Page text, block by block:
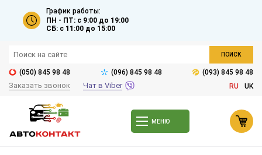
График работы:
ПН - ПТ: с 9:00 до 19:00
СБ: с 11:00 до 15:00
ПОИСК
(050) 845 98 48 (096) 845 98 48 (093) 845 98 48
Заказать звонок Чат в Viber RU UK
МЕНЮ